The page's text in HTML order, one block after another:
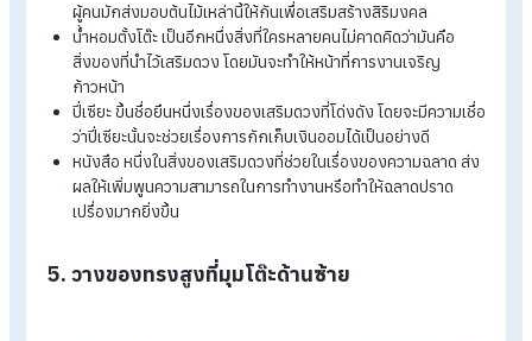
ในการทำงานของผู้ที่ทำงานด้วย
4. ของตกแต่งเสริมดวง